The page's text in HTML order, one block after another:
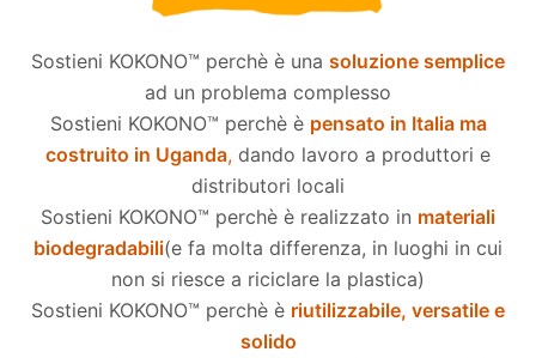
Sostieni KOKONO™ perchè è una soluzione semplice
ad un problema complesso
Sostieni KOKONO™ perchè è pensato in Italia ma
costruito in Uganda, dando lavoro a produttori e
distributori locali
Sostieni KOKONO™ perchè è realizzato in materiali
biodegradabili(e fa molta differenza, in luoghi in cui
non si riesce a riciclare la plastica)
Sostieni KOKONO™ perchè è riutilizzabile, versatile e
solido